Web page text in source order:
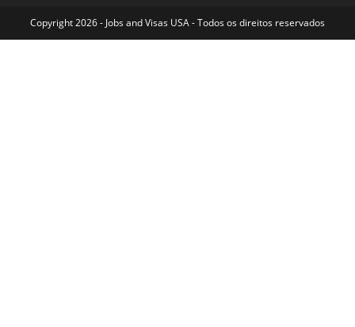
Copyright 2026 - Jobs and Visas USA - Todos os direitos reservados